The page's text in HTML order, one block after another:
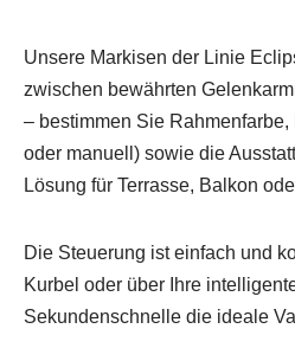
Unsere Markisen der Linie
zwischen bewährten
– bestimmen Sie
oder manuell) sowie die
Lösung für Terrasse, Balkon
Die Steuerung ist einfach und
Kurbel oder über Ihre
Sekundenschnelle die ideale